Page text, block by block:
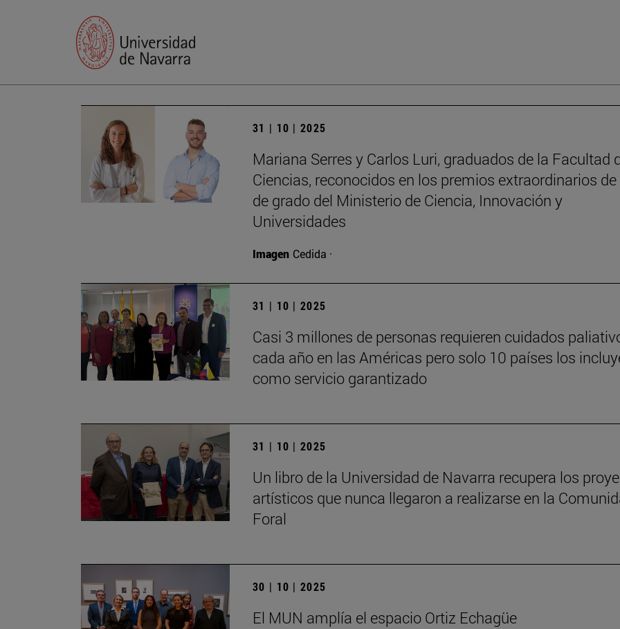
31 | 10 | 2025
Mariana Serres y Carlos Luri, graduados de la Facultad
Ciencias, reconocidos en los premios extraordinarios
de grado del Ministerio de Ciencia, Innovación y
Universidades
Imagen Cedida ·
31 | 10 | 2025
Casi 3 millones de personas requieren cuidados
cada año en las Américas pero solo 10 países los
como servicio garantizado
31 | 10 | 2025
Un libro de la Universidad de Navarra recupera los
artísticos que nunca llegaron a realizarse en la
Foral
30 | 10 | 2025
El MUN amplía el espacio Ortiz Echagüe